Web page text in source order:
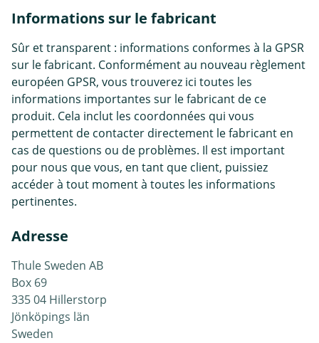
Informations sur le fabricant
Sûr et transparent : informations conformes à la GPSR
sur le fabricant. Conformément au nouveau règlement
européen GPSR, vous trouverez ici toutes les
informations importantes sur le fabricant de ce
produit. Cela inclut les coordonnées qui vous
permettent de contacter directement le fabricant en
cas de questions ou de problèmes. Il est important
pour nous que vous, en tant que client, puissiez
accéder à tout moment à toutes les informations
pertinentes.
Adresse
Thule Sweden AB
Box 69
335 04 Hillerstorp
Jönköpings län
Sweden